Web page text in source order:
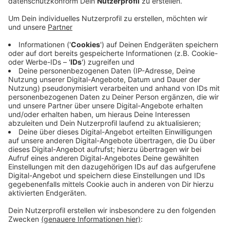
Anzeige
Ein 43-jähriger Motorradfahrer war auf der
Wetterstraße Richtung Wetter unterwegs, als laut der
Polizei plötzlich eine Autofahrerin aus Herdecke vom
Fahrbahnrand auf die Straße fuhr. Der Motorradfahrer
krachte in das Auto und wurde in den Gegenverkehr
geschleudert. Dort prallte der Wetteraner gegen ein
weiteres Auto, sein Motorrad touchierte zwei
geparkte Autos. Der Mann musste von einem
Hubschrauber schwer verletzt ins Krankenhaus
gebracht werden. Insgesamt sechs Fahrzeuge waren
in den Unfall verwickelt. Die Wetterstraße war
insgesamt drei Stunden gesperrt.